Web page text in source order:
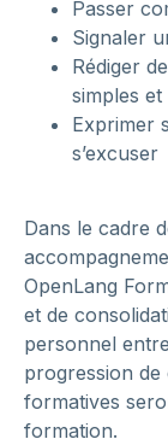
Passer
Signaler
Rédiger
simples et
Exprimer
s’excuser
Dans le cadre
OpenLang
et de
personnel
progression de
formatives
formation.